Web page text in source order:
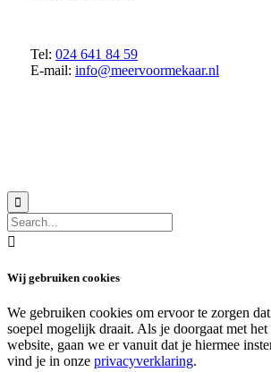
Tel: 024 641 84 59
E-mail: info@meervoormekaar.nl


Wij gebruiken cookies
We gebruiken cookies om ervoor te zorgen
soepel mogelijk draait. Als je doorgaat met
website, gaan we er vanuit dat je hiermee
vind je in onze privacyverklaring.